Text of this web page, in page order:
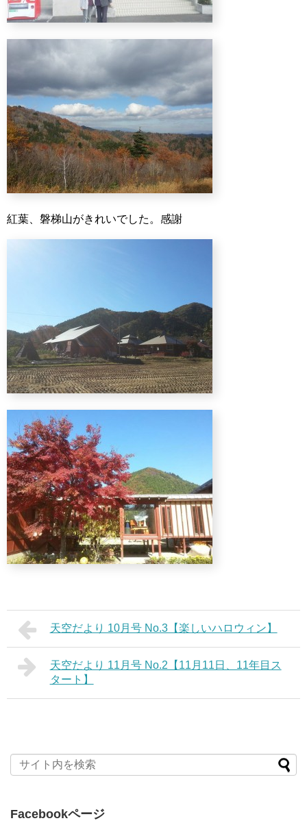
紅葉、磐梯山がきれいでした。感謝
天空だより 10月号 No.3【楽しいハロウィン】
天空だより 11月号 No.2【11月11日、11年目ス
タート】
Facebookページ